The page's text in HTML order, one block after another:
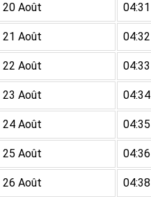
20 Août 04:31
21 Août 04:32
22 Août 04:33
23 Août 04:34
24 Août 04:35
25 Août 04:36
26 Août 04:38